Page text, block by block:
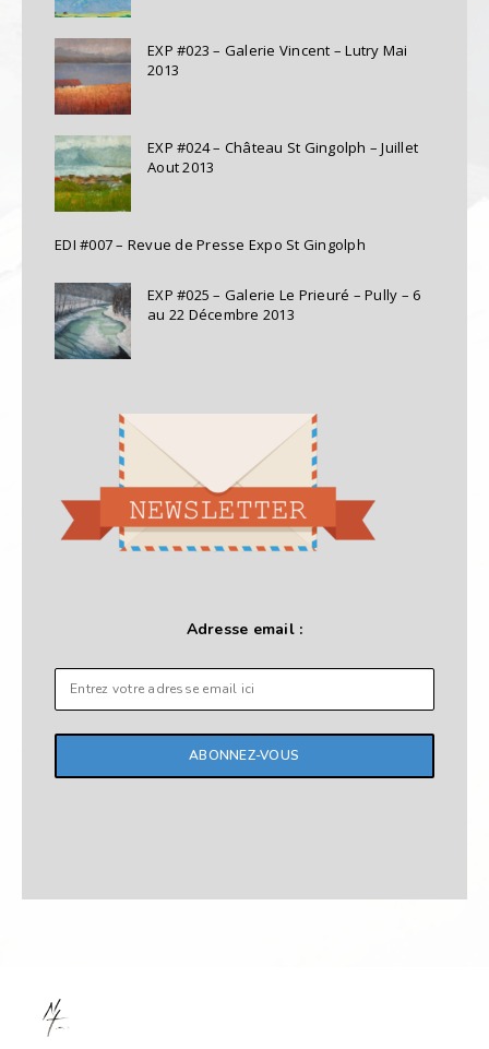
EXP #023 – Galerie Vincent – Lutry Mai
2013
EXP #024 – Château St Gingolph – Juillet
Aout 2013
EDI #007 – Revue de Presse Expo St Gingolph
EXP #025 – Galerie Le Prieuré – Pully – 6
au 22 Décembre 2013
Adresse email :